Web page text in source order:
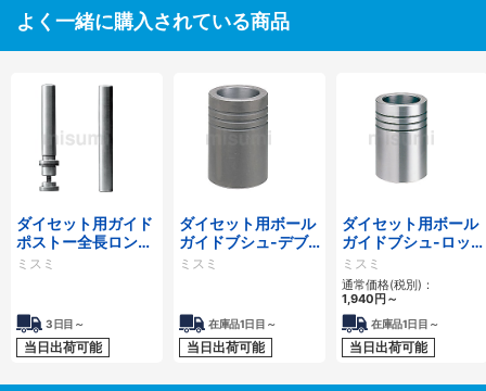
よく一緒に購入されている商品
ダイセット用ガイド
ポストー全長ロング
指定タイプー
ミスミ
3日目～
当日出荷可能
ダイセット用ボール
ガイドブシュ-デブ
コン接着タイプ-
ミスミ
在庫品1日目～
当日出荷可能
ダイセット用ボール
ガイドブシュ-ロッ
クタイト接着タイ
プ-
ミスミ
通常価格(税別)：
1,940 円 ～
在庫品1日目～
当日出荷可能